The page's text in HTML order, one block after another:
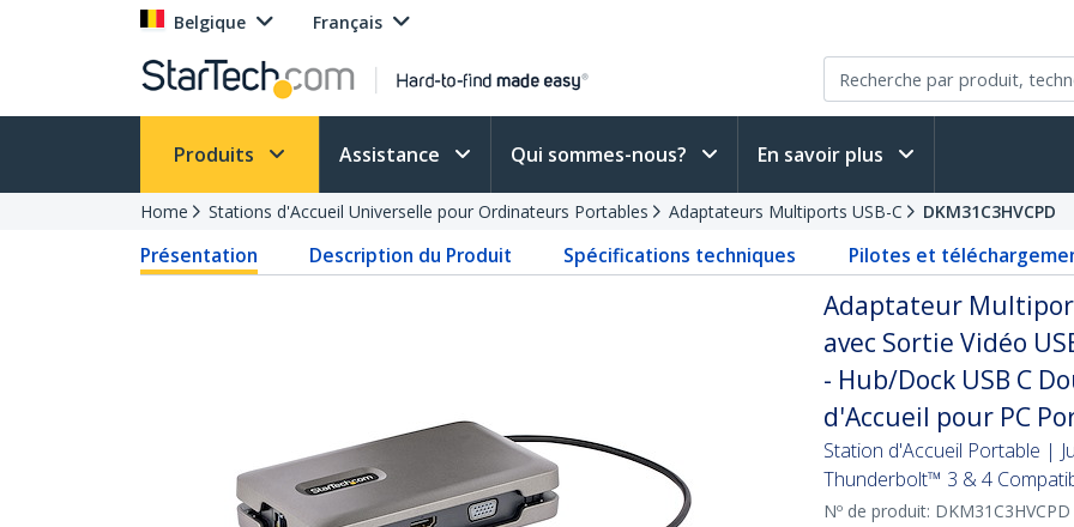
Belgique Français
Produits Assistance Qui sommes-nous? En savoir plus
Home Stations d'Accueil Universelle pour Ordinateurs Portables Adaptateurs Multiports USB-C DKM31C3HVCPD
Présentation Description du Produit Spécifications techniques Pilotes et
Adaptateur
avec Sortie Vidéo
- Hub/Dock USB C
d'Accueil pour PC
Station d'Accueil Portable |
Thunderbolt™ 3 & 4
Nº de produit: DKM31C3HVCPD